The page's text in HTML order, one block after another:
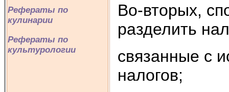
Рефераты по
кулинарии
Рефераты по
культурологии
Во-вторых,
разделить
связанные с
налогов;